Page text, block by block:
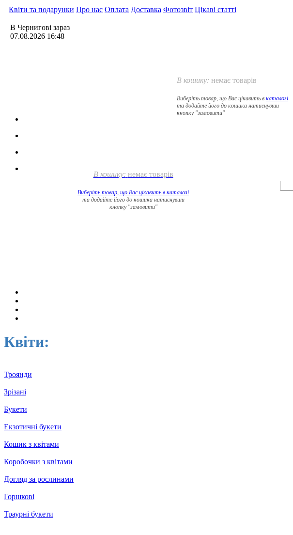
Квіти та подарунки Про нас Оплата Доставка Фотозвіт Цікаві статті
В Чернигові зараз
07.08.2026 16:48
В кошику: немає товарів
Виберіть товар, що Вас цікавить в каталозі
та додайте його до кошика натиснувши
кнопку "замовити"
В кошику: немає товарів
Виберіть товар, що Вас цікавить в каталозі
та додайте його до кошика натиснувши
кнопку "замовити"
Квіти:
Троянди
Зрізані
Букети
Екзотичні букети
Кошик з квітами
Коробочки з квітами
Догляд за рослинами
Горшкові
Траурні букети